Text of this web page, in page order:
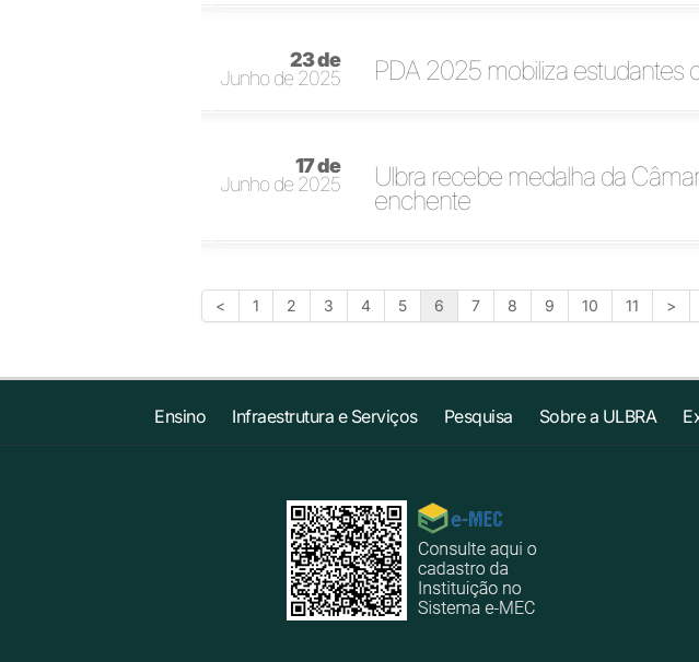
23 de
Junho de 2025
PDA 2025 mobiliza estudantes
17 de
Junho de 2025
Ulbra recebe medalha da
enchente
< 1 2 3 4 5 6 7 8 9 10 11 >
Ensino Infraestrutura e Serviços Pesquisa Sobre a ULBRA